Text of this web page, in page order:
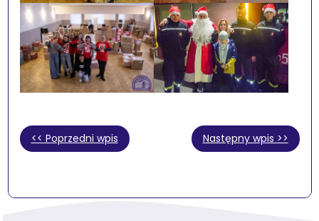
<< Poprzedni wpis Następny wpis >>